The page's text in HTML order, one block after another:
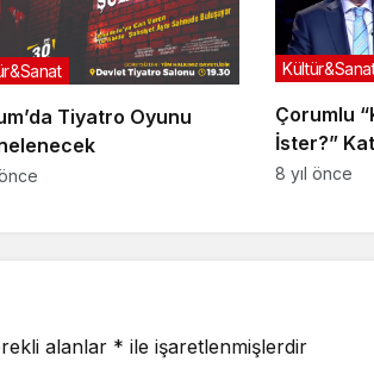
Tiyatro Oyunu
Çorumlu
İster?”
8 yıl önce
alanlar * ile işaretlenmişlerdir